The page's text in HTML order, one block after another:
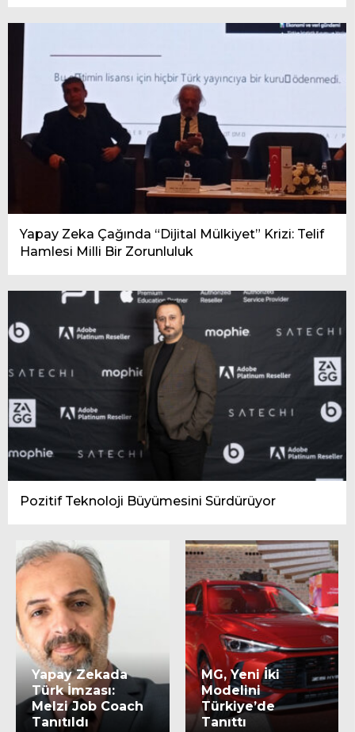
Yapay Zeka Çağında “Dijital Mülkiyet” Krizi: Telif
Hamlesi Milli Bir Zorunluluk
Pozitif Teknoloji Büyümesini Sürdürüyor
Yapay Zekada
Türk İmzası:
Melzi Job Coach
Tanıtıldı
MG, Yeni İki
Modelini
Türkiye’de
Tanıttı